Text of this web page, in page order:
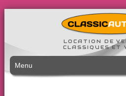
LOCATION DE
CLASSIQUES ET
Menu